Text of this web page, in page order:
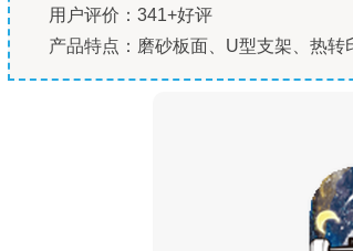
用户评价：341+好评
产品特点：磨砂板面、U型支架、热转